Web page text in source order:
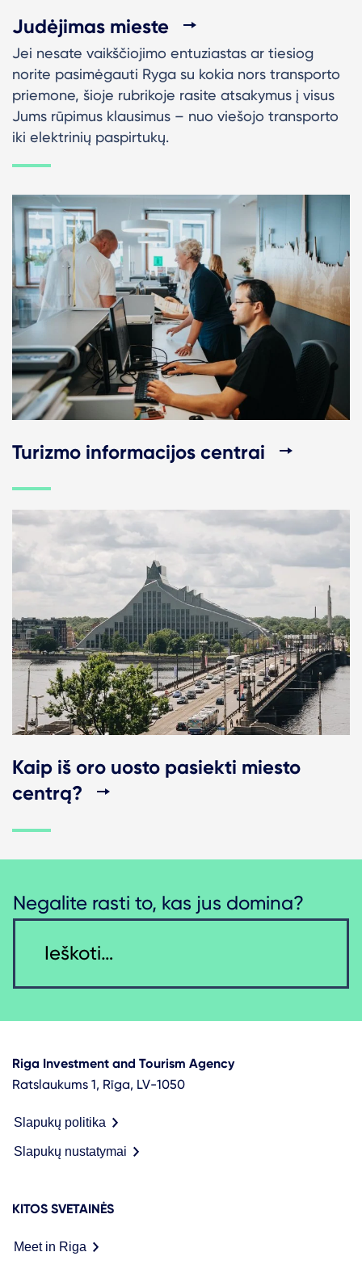
Judėjimas mieste
Jei nesate vaikščiojimo entuziastas ar tiesiog
norite pasimėgauti Ryga su kokia nors transporto
priemone, šioje rubrikoje rasite atsakymus į visus
Jums rūpimus klausimus – nuo viešojo transporto
iki elektrinių paspirtukų.
Turizmo informacijos centrai
Kaip iš oro uosto pasiekti miesto
centrą?
Negalite rasti to, kas jus domina?
Riga Investment and Tourism Agency
Ratslaukums 1, Rīga, LV-1050
Slapukų politika
Slapukų nustatymai
KITOS SVETAINĖS
Meet in Riga